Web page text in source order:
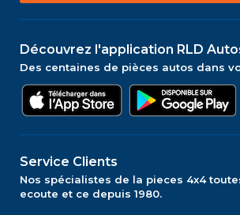
Découvrez l'application RLD
Des centaines de pièces autos dans
Service Clients
Nos spécialistes de la pieces 4x4
ecoute et ce depuis 1980.